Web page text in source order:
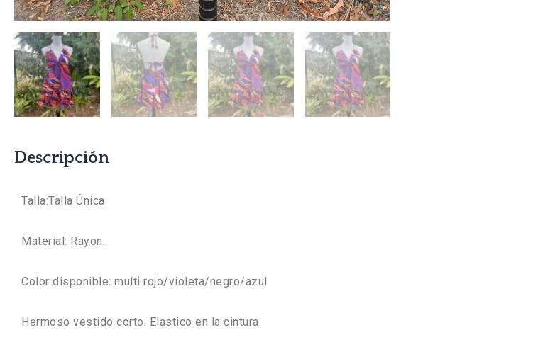
Descripción
Talla:Talla Única
Material: Rayon.
Color disponible: multi rojo/violeta/negro/azul
Hermoso vestido corto. Elastico en la cintura.